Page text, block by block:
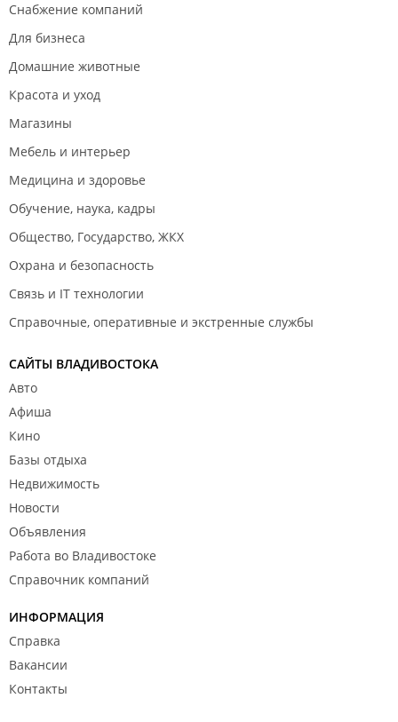
Снабжение компаний
Для бизнеса
Домашние животные
Красота и уход
Магазины
Мебель и интерьер
Медицина и здоровье
Обучение, наука, кадры
Общество, Государство, ЖКХ
Охрана и безопасность
Связь и IT технологии
Справочные, оперативные и экстренные службы
САЙТЫ ВЛАДИВОСТОКА
Авто
Афиша
Кино
Базы отдыха
Недвижимость
Новости
Объявления
Работа во Владивостоке
Справочник компаний
ИНФОРМАЦИЯ
Справка
Вакансии
Контакты